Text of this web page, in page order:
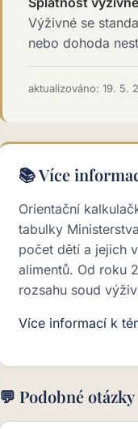
Výživné se
nebo dohoda
aktualizováno: 19. 5.
📚 Více
Orientační
tabulky
počet dětí a jejich
alimentů. Od roku
rozsahu soud
Více informací k
💬 Podobné otázky